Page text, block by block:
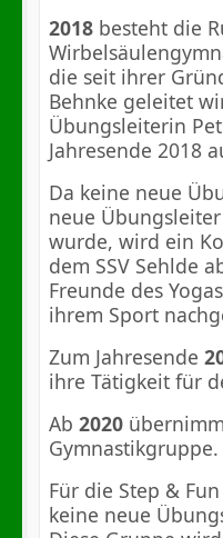
2018besteht die
die seit ihrer
Behnke geleitet
Übungsleiterin
Jahresende 2018
Da keine neue
neue
wurde, wird ein
dem SSV Sehlde
Freunde des
ihrem Sport
Zum Jahresende
ihre Tätigkeit für
Ab 2020
Gymnastikgruppe.
Für die Step &
keine neue